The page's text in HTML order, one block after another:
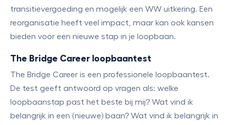
transitievergoeding en mogelijk een WW uitkering. Een
reorganisatie heeft veel impact, maar kan ook kansen
bieden voor een nieuwe stap in je loopbaan.
The Bridge Career loopbaantest
The Bridge Career is een professionele loopbaantest.
De test geeft antwoord op vragen als: welke
loopbaanstap past het beste bij mij? Wat vind ik
belangrijk in een (nieuwe) baan? Wat vind ik belangrijk in